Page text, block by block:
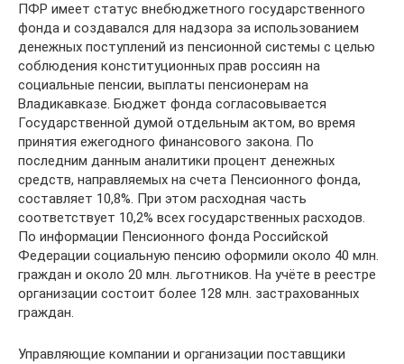
ПФР имеет статус внебюджетного государственного
фонда и создавался для надзора за использованием
денежных поступлений из пенсионной системы с целью
соблюдения конституционных прав россиян на
социальные пенсии, выплаты пенсионерам на
Владикавказе. Бюджет фонда согласовывается
Государственной думой отдельным актом, во время
принятия ежегодного финансового закона. По
последним данным аналитики процент денежных
средств, направляемых на счета Пенсионного фонда,
составляет 10,8%. При этом расходная часть
соответствует 10,2% всех государственных расходов.
По информации Пенсионного фонда Российской
Федерации социальную пенсию оформили около 40 млн.
граждан и около 20 млн. льготников. На учёте в реестре
организации состоит более 128 млн. застрахованных
граждан.
Управляющие компании и организации поставщики